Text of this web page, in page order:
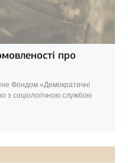
про
Фондом «Демократичні
з соціологічною службою